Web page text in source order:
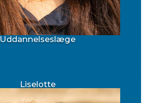
Uddannelseslæge
Liselotte